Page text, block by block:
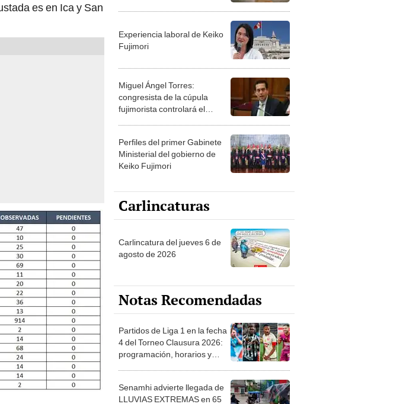
es en Ica y San
Experiencia laboral de Keiko
Fujimori
Miguel Ángel Torres:
congresista de la cúpula
fujimorista controlará el
Perfiles del primer Gabinete
Ministerial del gobierno de
Keiko Fujimori
Carlincaturas
Carlincatura del jueves 6 de
agosto de 2026
Notas Recomendadas
Partidos de Liga 1 en la fecha
4 del Torneo Clausura 2026:
programación, horarios y
Senamhi advierte llegada de
LLUVIAS EXTREMAS en 65